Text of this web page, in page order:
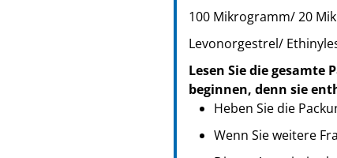
PZN: 08440916
PPN: 110844091676
PZN: 03025472
PPN: 110302547224
100 Mikrogramm/ 20
Levonorgestrel/
Lesen Sie die
beginnen, denn sie
Heben Sie die
Wenn Sie weitere